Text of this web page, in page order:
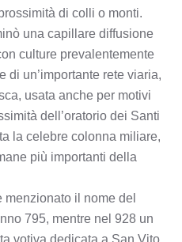
di colli o monti.
una capillare diffusione
culture prevalentemente
di un’importante rete viaria,
usata anche per motivi
dell’oratorio dei Santi
la celebre colonna miliare,
più importanti della
menzionato il nome del
795, mentre nel 928 un
votiva dedicata a San Vito,